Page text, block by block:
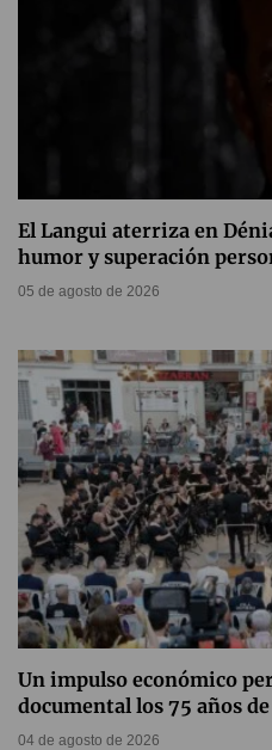
El Langui aterriza en
humor y superación
05 de agosto de 2026
Un impulso económico
documental los 75 años
04 de agosto de 2026